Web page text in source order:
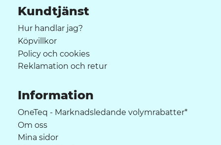
Kundtjänst
Hur handlar jag?
Köpvillkor
Policy och cookies
Reklamation och retur
Information
OneTeq - Marknadsledande volymrabatter*
Om oss
Mina sidor